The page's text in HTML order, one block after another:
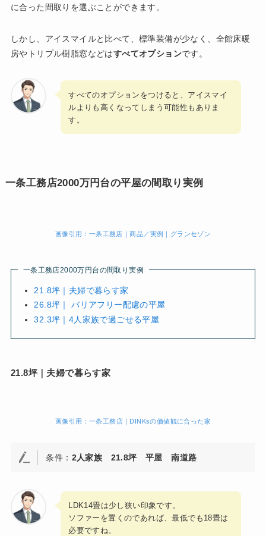
に合った間取りを選ぶことができます。
しかし、アイスマイルと比べて、標準装備が少なく、全館床暖
房やトリプル樹脂窓などはすべてオプションです。
すべてのオプションをつけると、アイスマイ
ルよりも高くなってしまう可能性もありま
す。
一条工務店2000万円台の平屋の間取り実例
画像引用：一条工務店｜商品／実例｜グランセゾン
一条工務店2000万円台の間取り実例
21.8坪｜夫婦で暮らす家
26.8坪｜ バリアフリー配慮の平屋
32.3坪｜4人家族で過ごせる平屋
21.8坪｜夫婦で暮らす家
画像引用：一条工務店｜DINKsの価値観に合った家
条件： 2人家族 21.8坪 平屋 南道路
LDK14畳は少し狭い印象です。
ソファーを置くのであれば、最低でも18畳は
必要ですね。